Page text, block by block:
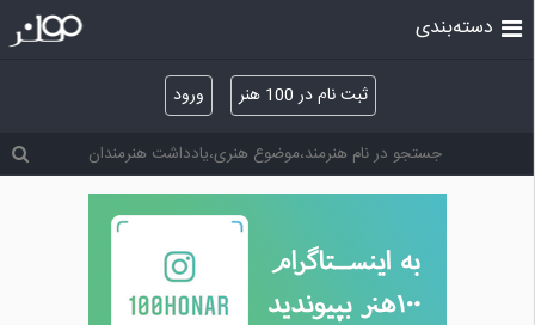
ثبت نام در 100 هنر ورود
دسته‌بندی